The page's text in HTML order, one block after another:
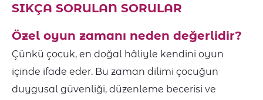
SIKÇA SORULAN SORULAR
Özel oyun zamanı neden değerlidir?
Çünkü çocuk, en doğal hâliyle kendini oyun
içinde ifade eder. Bu zaman dilimi çocuğun
duygusal güvenliği, düzenleme becerisi ve